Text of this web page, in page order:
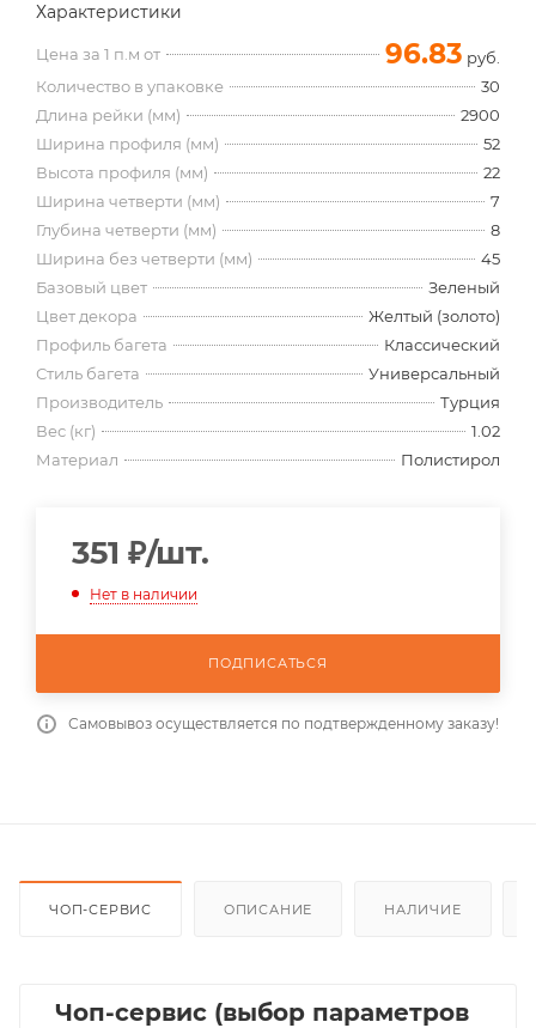
Характеристики
Цена за 1 п.м от 96.83 руб.
Количество в упаковке
30
Длина рейки (мм)
2900
Ширина профиля (мм)
52
Высота профиля (мм)
22
Ширина четверти (мм)
7
Глубина четверти (мм)
8
Ширина без четверти (мм)
45
Базовый цвет
Зеленый
Цвет декора
Желтый (золото)
Профиль багета
Классический
Стиль багета
Универсальный
Производитель
Турция
Вес (кг)
1.02
Материал
Полистирол
351 ₽/шт.
Нет в наличии
ПОДПИСАТЬСЯ
Самовывоз осуществляется по подтвержденному заказу!
ЧОП-СЕРВИС ОПИСАНИЕ НАЛИЧИЕ
Чоп-сервис (выбор параметров